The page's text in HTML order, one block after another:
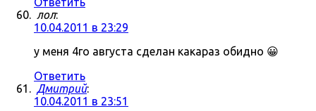
лол:
10.04.2011 в 23:29
у меня 4го августа сделан какараз обидно 😀
Ответить
Дмитрий:
10.04.2011 в 23:51